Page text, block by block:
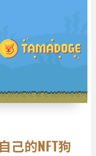
己的NFT狗